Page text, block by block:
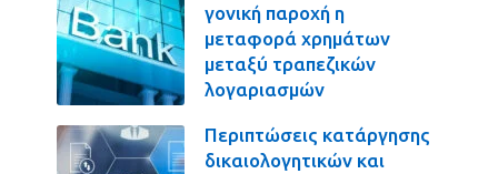
γονική παροχή η
μεταφορά χρημάτων
μεταξύ τραπεζικών
λογαριασμών
Περιπτώσεις κατάργησης
δικαιολογητικών και